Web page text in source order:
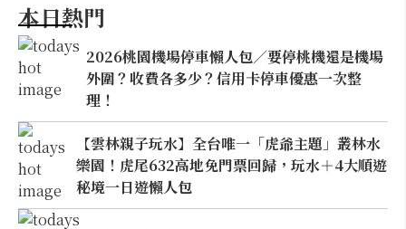
本日熱門
2026桃園機場停車懶人包／要停桃機還是機場
外圍？收費各多少？信用卡停車優惠一次整
理！
【雲林親子玩水】全台唯一「虎爺主題」叢林水
樂園！虎尾632高地免門票回歸，玩水＋4大順遊
秘境一日遊懶人包